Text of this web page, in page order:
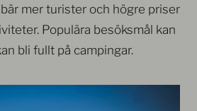
mer turister och högre priser
Populära besöksmål kan
bli fullt på campingar.